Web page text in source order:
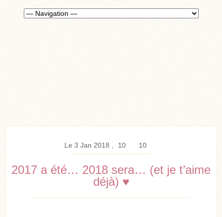
Le 3 Jan 2018 10 10
2017 a été… 2018 sera… (et je t’aime
déjà) ♥